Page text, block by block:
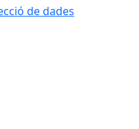
de dades